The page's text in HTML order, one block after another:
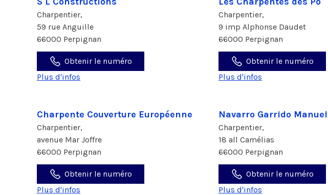
Charpentier,
59 rue Anguille
66000 Perpignan
Obtenir le numéro
Plus d'infos
Charpentier,
9 imp Alphonse Daudet
66000 Perpignan
Obtenir le numéro
Plus d'infos
Charpente Couverture Européenne
Charpentier,
avenue Mar Joffre
66000 Perpignan
Obtenir le numéro
Plus d'infos
Navarro Garrido Manuel
Charpentier,
18 all Camélias
66000 Perpignan
Obtenir le numéro
Plus d'infos